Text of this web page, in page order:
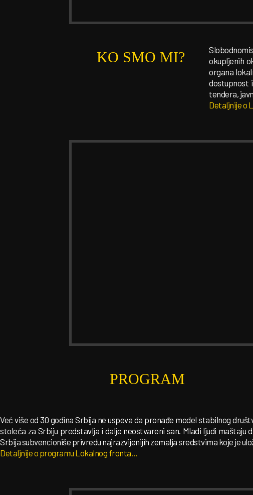
KO SMO MI?
okupljenih
organa
dostupnost
tendera,
Detaljnije o
PROGRAM
Već više od 30 godina Srbija ne uspeva da pronađe model stabilnog
stoleća za Srbiju predstavlja i dalje neostvareni san. Mladi ljudi
Srbija subvencioniše privredu najrazvijenijih zemalja sredstvima koje je
Detaljnije o programu Lokalnog fronta…